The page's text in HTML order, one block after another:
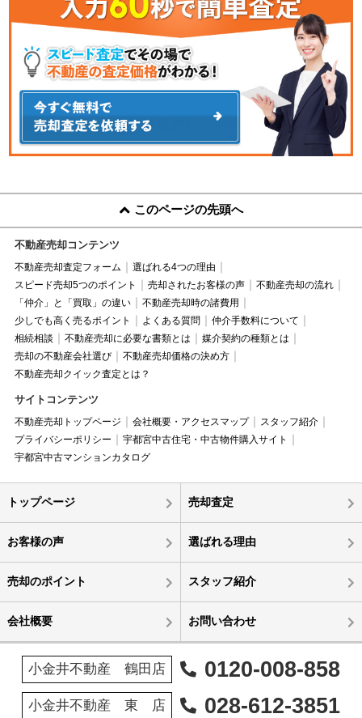
このページの先頭へ
不動産売却コンテンツ
不動産売却査定フォーム
選ばれる4つの理由
スピード売却5つのポイント
売却されたお客様の声
不動産売却の流れ
「仲介」と「買取」の違い
不動産売却時の諸費用
少しでも高く売るポイント
よくある質問
仲介手数料について
相続相談
不動産売却に必要な書類とは
媒介契約の種類とは
売却の不動産会社選び
不動産売却価格の決め方
不動産売却クイック査定とは？
サイトコンテンツ
不動産売却トップページ 会社概要・アクセスマップ
スタッフ紹介
プライバシーポリシー
宇都宮中古住宅・中古物件購入サイト
宇都宮中古マンションカタログ
トップページ 売却査定
お客様の声 選ばれる理由
売却のポイント スタッフ紹介
会社概要 お問い合わせ
小金井不動産 鶴田店 0120-008-858
小金井不動産 東 店 028-612-3851